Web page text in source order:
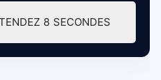
8 SECONDES